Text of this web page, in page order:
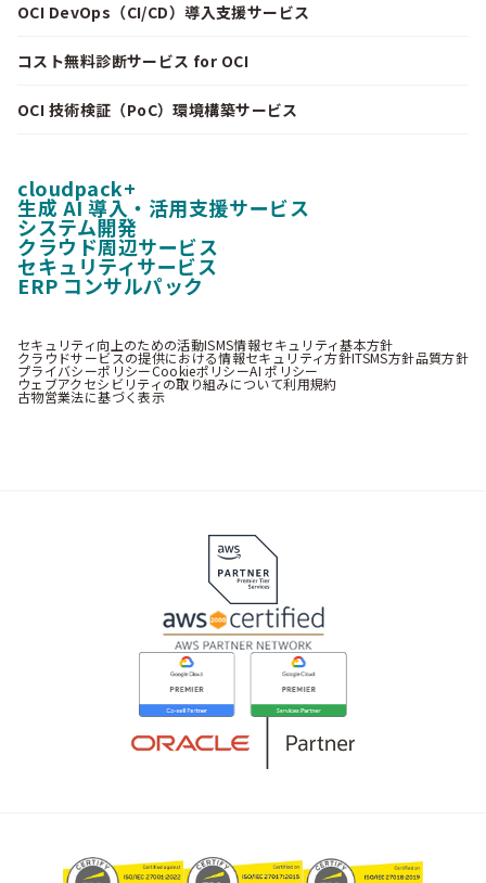
OCI DevOps（CI/CD）導入支援サービス
コスト無料診断サービス for OCI
OCI 技術検証（PoC）環境構築サービス
cloudpack+
生成 AI 導入・活用支援サービス
システム開発
クラウド周辺サービス
セキュリティサービス
ERP コンサルパック
セキュリティ向上のための活動ISMS情報セキュリティ基本方針
クラウドサービスの提供における情報セキュリティ方針ITSMS方針品質方針
プライバシーポリシーCookieポリシーAI ポリシー
ウェブアクセシビリティの取り組みについて利用規約
古物営業法に基づく表示